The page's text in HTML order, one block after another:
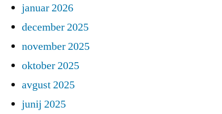
januar 2026
december 2025
november 2025
oktober 2025
avgust 2025
junij 2025